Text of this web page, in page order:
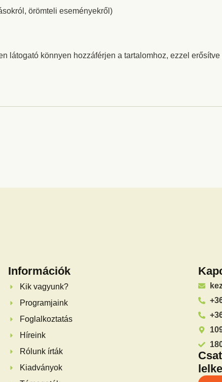
örömteli eseményekről)
látogató könnyen hozzáférjen a tartalomhoz, ezzel erősítve
Információk
Kik vagyunk?
Programjaink
Foglalkoztatás
Híreink
Rólunk írták
Kiadványok